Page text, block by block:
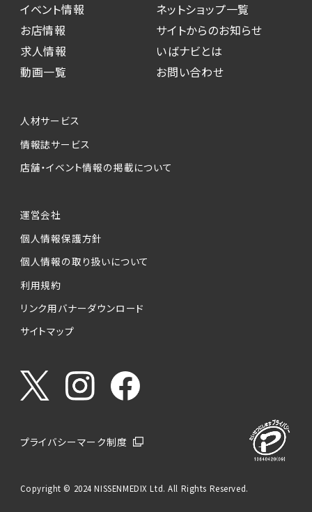
イベント情報
お店情報
求人情報
動画一覧
ネットショップ一覧
サイトからのお知らせ
いばナビとは
お問い合わせ
人材サービス
情報誌サービス
店舗・イベント情報の掲載について
運営会社
個人情報保護方針
個人情報の取り扱いについて
利用規約
リンク用バナーダウンロード
サイトマップ
プライバシーマーク制度
Copyright © 2024 NISSENMEDIX Ltd. All Rights Reserved.